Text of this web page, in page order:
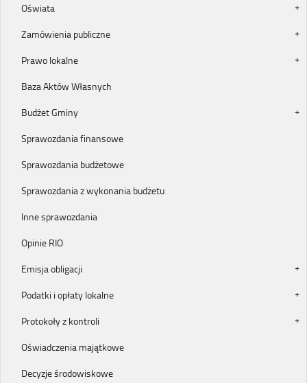
Oświata
Zamówienia publiczne
Prawo lokalne
Baza Aktów Własnych
Budżet Gminy
Sprawozdania finansowe
Sprawozdania budżetowe
Sprawozdania z wykonania budżetu
Inne sprawozdania
Opinie RIO
Emisja obligacji
Podatki i opłaty lokalne
Protokoły z kontroli
Oświadczenia majątkowe
Decyzje środowiskowe